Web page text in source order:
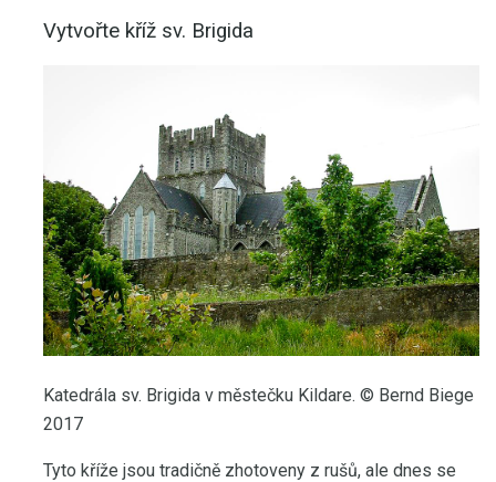
Vytvořte kříž sv. Brigida
Katedrála sv. Brigida v městečku Kildare. © Bernd Biege
2017
Tyto kříže jsou tradičně zhotoveny z rušů, ale dnes se